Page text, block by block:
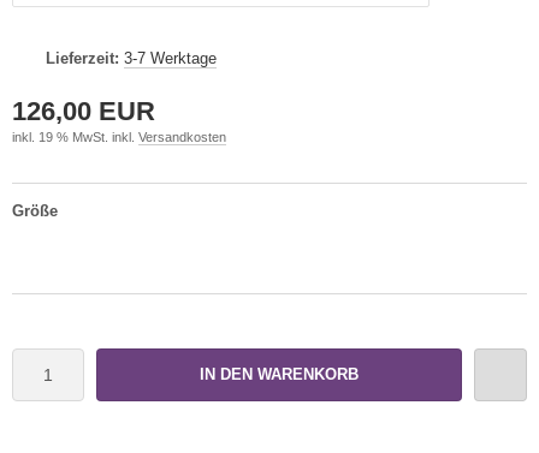
Lieferzeit: 3-7 Werktage
126,00 EUR
inkl. 19 % MwSt. inkl. Versandkosten
Größe
IN DEN WARENKORB